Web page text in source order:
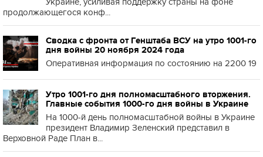
продолжающегося конф...
Сводка с фронта от Генштаба ВСУ на утро 1001-го
дня войны 20 ноября 2024 года
Оперативная информация по состоянию на 2200 19
Утро 1001-го дня полномасштабного вторжения.
Главные события 1000-го дня войны в Украине
На 1000-й день полномасштабной войны в Украине
президент Владимир Зеленский представил в
Верховной Раде План в...